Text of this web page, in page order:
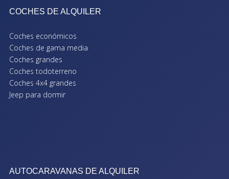
COCHES DE ALQUILER
Coches económicos
Coches de gama media
Coches grandes
Coches todoterreno
Coches 4x4 grandes
Jeep para dormir
AUTOCARAVANAS DE ALQUILER